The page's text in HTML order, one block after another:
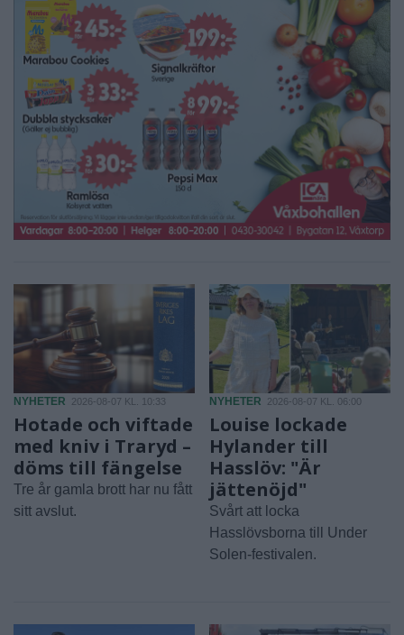
NYHETER 2026-08-07 KL. 10:33
Hotade och viftade
med kniv i Traryd –
döms till fängelse
Tre år gamla brott har nu fått
sitt avslut.
NYHETER 2026-08-07 KL. 06:00
Louise lockade
Hylander till
Hasslöv: "Är
jättenöjd"
Svårt att locka
Hasslövsborna till Under
Solen-festivalen.